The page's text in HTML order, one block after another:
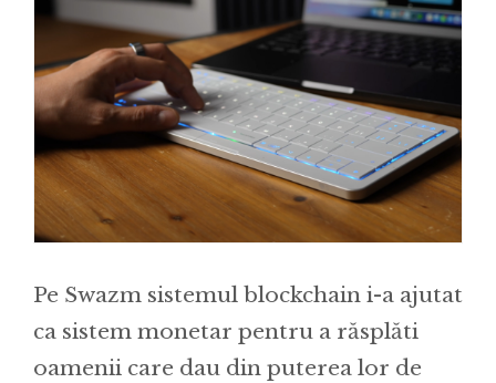
Pe Swazm sistemul blockchain i-a ajutat
ca sistem monetar pentru a răsplăti
oamenii care dau din puterea lor de